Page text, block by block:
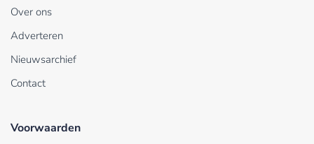
Over ons
Adverteren
Nieuwsarchief
Contact
Voorwaarden